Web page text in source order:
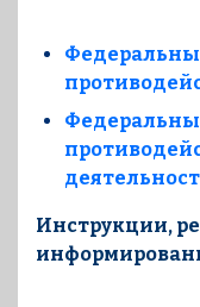
Инструкции,